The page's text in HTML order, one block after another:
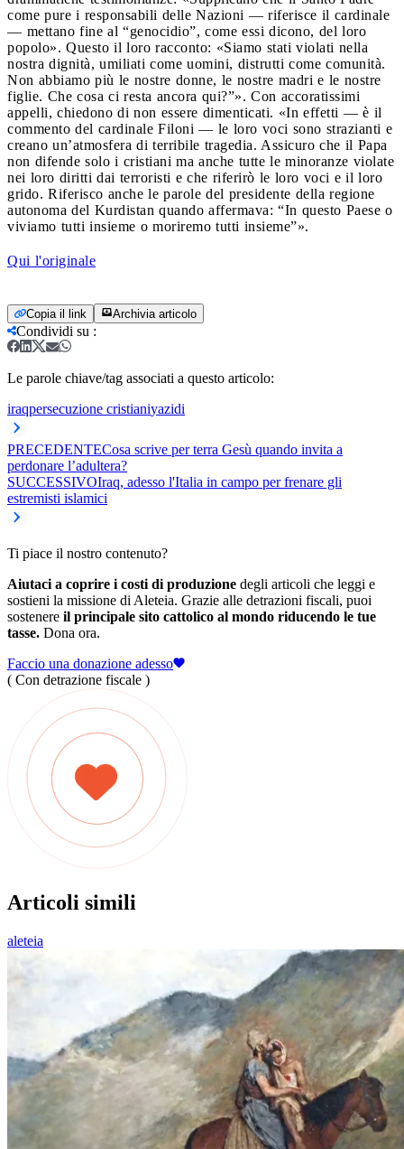
come pure i responsabili delle Nazioni — riferisce il cardinale
— mettano fine al “genocidio”, come essi dicono, del loro
popolo». Questo il loro racconto: «Siamo stati violati nella
nostra dignità, umiliati come uomini, distrutti come comunità.
Non abbiamo più le nostre donne, le nostre madri e le nostre
figlie. Che cosa ci resta ancora qui?”». Con accoratissimi
appelli, chiedono di non essere dimenticati. «In effetti — è il
commento del cardinale Filoni — le loro voci sono strazianti e
creano un’atmosfera di terribile tragedia. Assicuro che il Papa
non difende solo i cristiani ma anche tutte le minoranze violate
nei loro diritti dai terroristi e che riferirò le loro voci e il loro
grido. Riferisco anche le parole del presidente della regione
autonoma del Kurdistan quando affermava: “In questo Paese o
viviamo tutti insieme o moriremo tutti insieme”».
Qui l'originale
Copia il link Archivia articolo
Condividi su :
Le parole chiave/tag associati a questo articolo:
iraqpersecuzione cristianiyazidi
PRECEDENTECosa scrive per terra Gesù quando invita a
perdonare l’adultera?
SUCCESSIVOIraq, adesso l'Italia in campo per frenare gli
estremisti islamici
Ti piace il nostro contenuto?
Aiutaci a coprire i costi di produzione degli articoli che leggi e
sostieni la missione di Aleteia. Grazie alle detrazioni fiscali, puoi
sostenere il principale sito cattolico al mondo riducendo le tue
tasse. Dona ora.
Faccio una donazione adesso
( Con detrazione fiscale )
Articoli simili
aleteia